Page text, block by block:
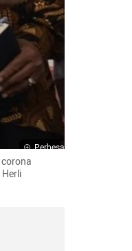
Perbesar
corona
Herli